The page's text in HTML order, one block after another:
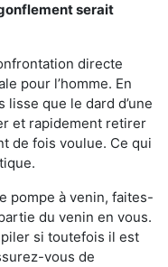
serait
directe
pour l’homme. En
que le dard d’une
et rapidement retirer
de fois voulue. Ce qui
pompe à venin, faites-
du venin en vous.
si toutefois il est
vous de